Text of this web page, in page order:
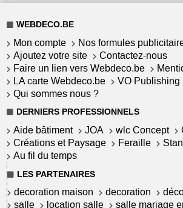
WEBDECO.BE
Mon compte
Nos formules
Ajoutez votre site
Contactez-nous
Faire un lien vers Webdeco.be
LA carte Webdeco.be
VO Publishing
Qui sommes nous ?
DERNIERS PROFESSIONNELS
Aide bâtiment JOA wlc Concept
Créations et Paysage
Feraille
Au fil du temps
LES PARTENAIRES
decoration maison decoration
salle
location salle salle mariage